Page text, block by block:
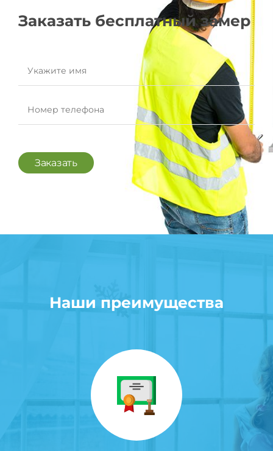
Заказать бесплатный замер
Заказать
Наши преимущества